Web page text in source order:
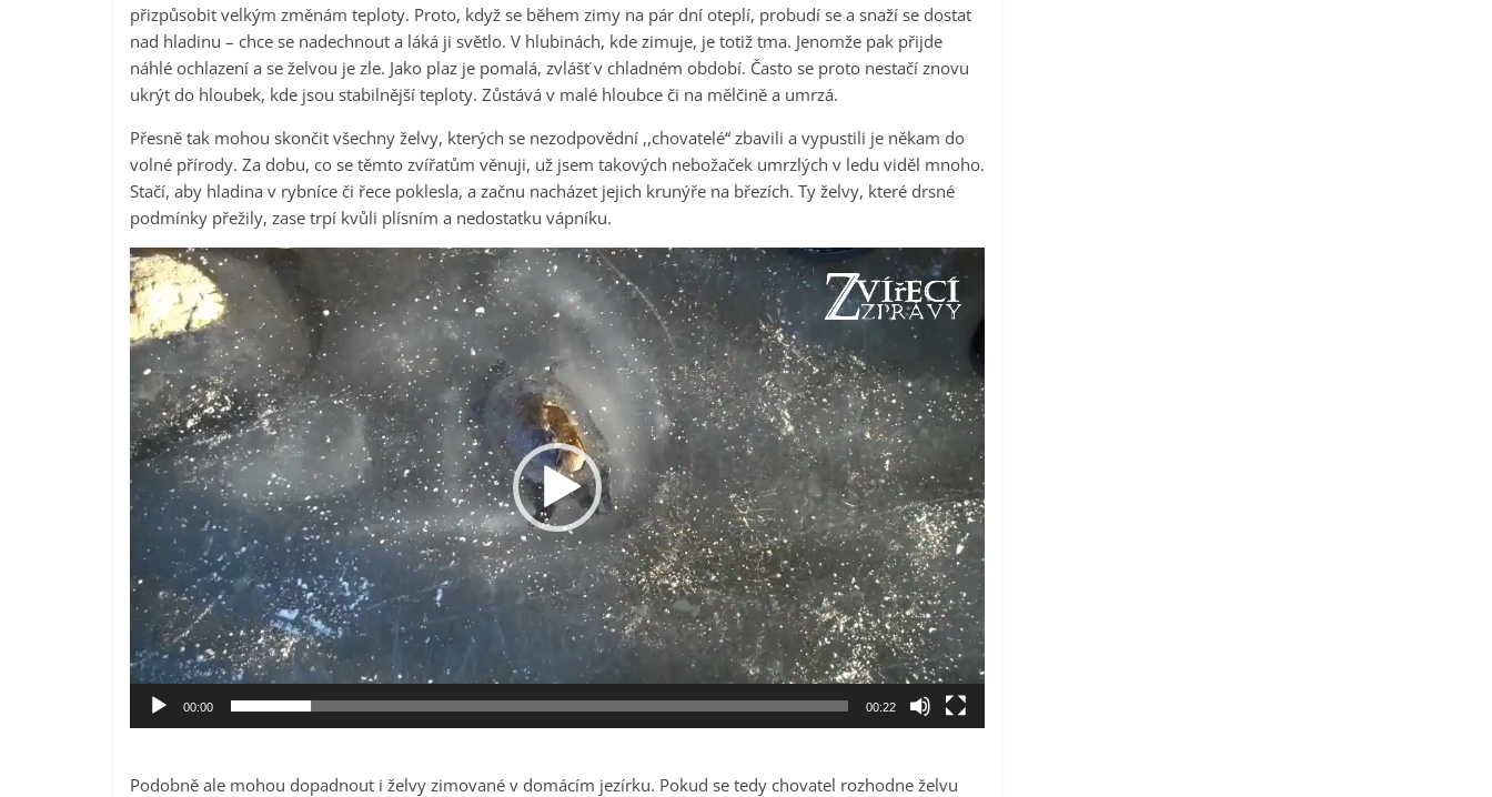
přizpůsobit velkým změnám teploty. Proto, když se během zimy na pár dní oteplí, probudí se a snaží se dostat
nad hladinu – chce se nadechnout a láká ji světlo. V hlubinách, kde zimuje, je totiž tma. Jenomže pak přijde
náhlé ochlazení a se želvou je zle. Jako plaz je pomalá, zvlášť v chladném období. Často se proto nestačí znovu
ukrýt do hloubek, kde jsou stabilnější teploty. Zůstává v malé hloubce či na mělčině a umrzá.
Přesně tak mohou skončit všechny želvy, kterých se nezodpovědní ,,chovatelé“ zbavili a vypustili je někam do
volné přírody. Za dobu, co se těmto zvířatům věnuji, už jsem takových nebožaček umrzlých v ledu viděl mnoho.
Stačí, aby hladina v rybníce či řece poklesla, a začnu nacházet jejich krunýře na březích. Ty želvy, které drsné
podmínky přežily, zase trpí kvůli plísním a nedostatku vápníku.
Video
přehrávač
00:00 00:22
Podobně ale mohou dopadnout i želvy zimované v domácím jezírku. Pokud se tedy chovatel rozhodne želvu